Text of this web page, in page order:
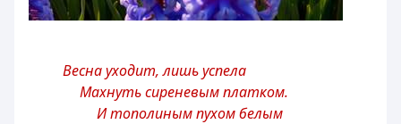
Весна уходит, лишь успела
Махнуть сиреневым платком.
И тополиным пухом белым